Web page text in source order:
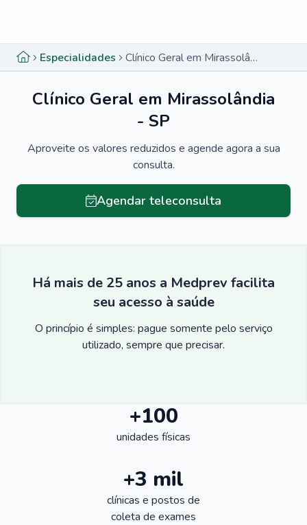
Especialidades Clínico Geral em Mirassolândia - SP
Clínico Geral em Mirassolândia
- SP
Aproveite os valores reduzidos e agende agora a sua
consulta.
Agendar teleconsulta
Há mais de 25 anos a Medprev facilita
seu acesso à saúde
O princípio é simples: pague somente pelo serviço
utilizado, sempre que precisar.
+100
unidades físicas
+3 mil
clínicas e postos de
coleta de exames